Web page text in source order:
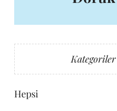
Kategoriler
Hepsi